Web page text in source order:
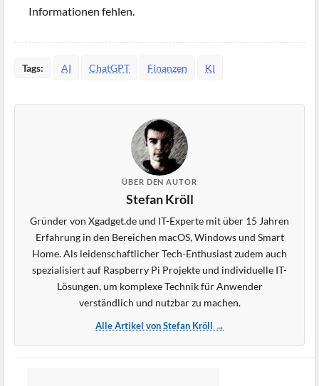
Informationen fehlen.
Tags: AI ChatGPT Finanzen KI
ÜBER DEN AUTOR
Stefan Kröll
Gründer von Xgadget.de und IT-Experte mit über 15 Jahren
Erfahrung in den Bereichen macOS, Windows und Smart
Home. Als leidenschaftlicher Tech-Enthusiast zudem auch
spezialisiert auf Raspberry Pi Projekte und individuelle IT-
Lösungen, um komplexe Technik für Anwender
verständlich und nutzbar zu machen.
Alle Artikel von Stefan Kröll →